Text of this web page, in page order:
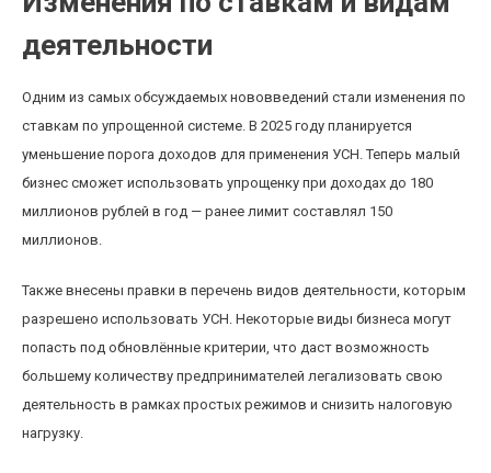
деятельности
Одним из самых обсуждаемых нововведений стали изменения по
ставкам по упрощенной системе. В 2025 году планируется
уменьшение порога доходов для применения УСН. Теперь малый
бизнес сможет использовать упрощенку при доходах до 180
миллионов рублей в год — ранее лимит составлял 150
миллионов.
Также внесены правки в перечень видов деятельности, которым
разрешено использовать УСН. Некоторые виды бизнеса могут
попасть под обновлённые критерии, что даст возможность
большему количеству предпринимателей легализовать свою
деятельность в рамках простых режимов и снизить налоговую
нагрузку.